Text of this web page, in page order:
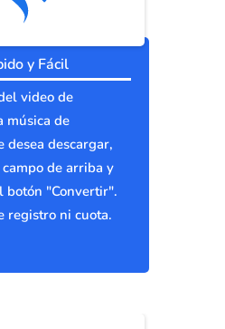
y Fácil
video de
música de
desea descargar,
de arriba y
botón "Convertir".
registro ni cuota.